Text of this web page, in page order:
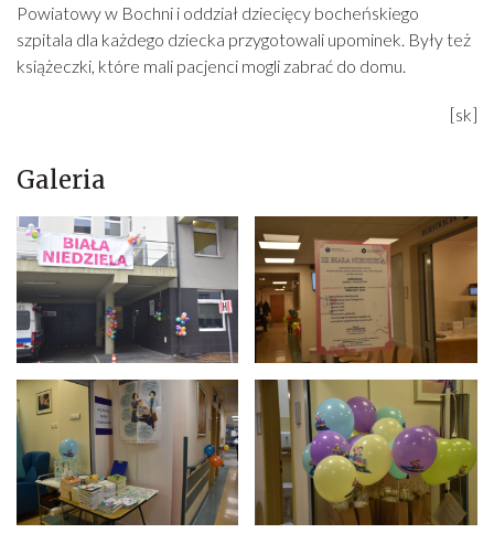
Powiatowy w Bochni i oddział dziecięcy bocheńskiego
szpitala dla każdego dziecka przygotowali upominek. Były też
książeczki, które mali pacjenci mogli zabrać do domu.
[sk]
Galeria